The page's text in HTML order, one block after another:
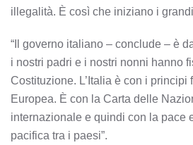
illegalità. È così che iniziano i
“Il governo italiano – conclude – è
i nostri padri e i nostri nonni hanno
Costituzione. L’Italia è con i principi
Europea. È con la Carta delle
internazionale e quindi con la pace
pacifica tra i paesi”.